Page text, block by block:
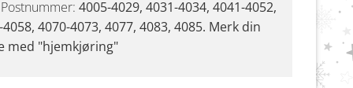
4005-4029, 4031-4034, 4041-4052,
4070-4073, 4077, 4083, 4085. Merk din
med "hjemkjøring"